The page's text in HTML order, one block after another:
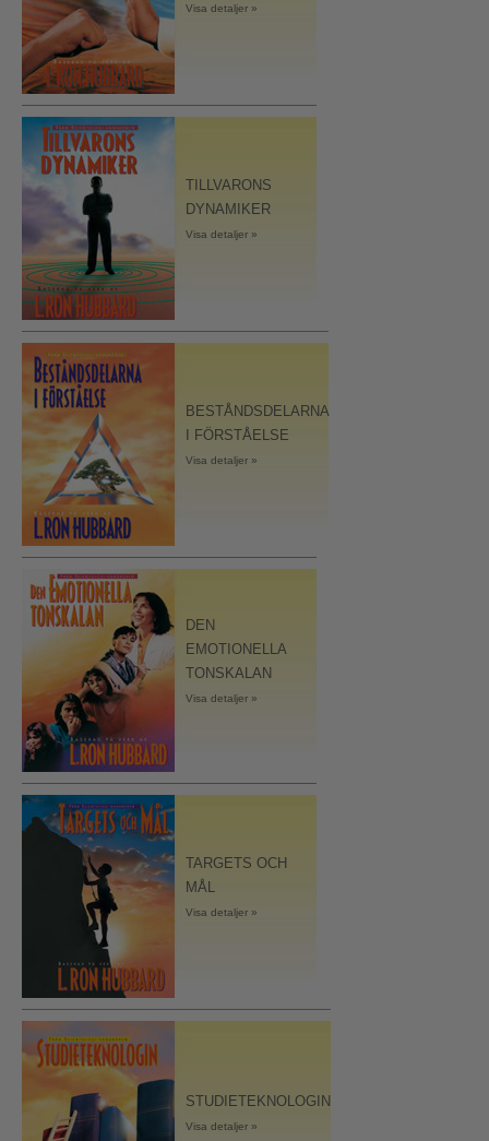
Visa detaljer »
TILLVARONS
DYNAMIKER
Visa detaljer »
BESTÅNDSDELARNA
I FÖRSTÅELSE
Visa detaljer »
DEN
EMOTIONELLA
TONSKALAN
Visa detaljer »
TARGETS OCH
MÅL
Visa detaljer »
STUDIETEKNOLOGIN
Visa detaljer »